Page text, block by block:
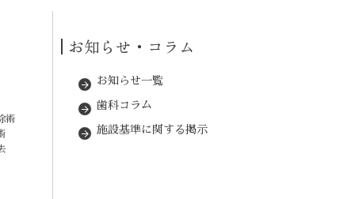
術
お知らせ・コラム
お知らせ一覧
歯科コラム
施設基準に関する掲示